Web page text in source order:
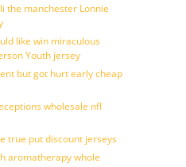
the manchester Lonnie
like win miraculous
Youth jersey
but got hurt early cheap
wholesale nfl
true put discount jerseys
aromatherapy whole